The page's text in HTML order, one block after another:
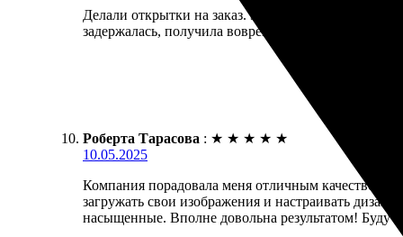
Делали открытки на заказ. Заказ оформляли на
задержалась, получила вовремя. Рада, что выбрала
Роберта Тарасова : ★ ★ ★ ★ ★
10.05.2025
Компания порадовала меня отличным качеством
загружать свои изображения и настраивать
насыщенные. Вполне довольна результатом! Буду